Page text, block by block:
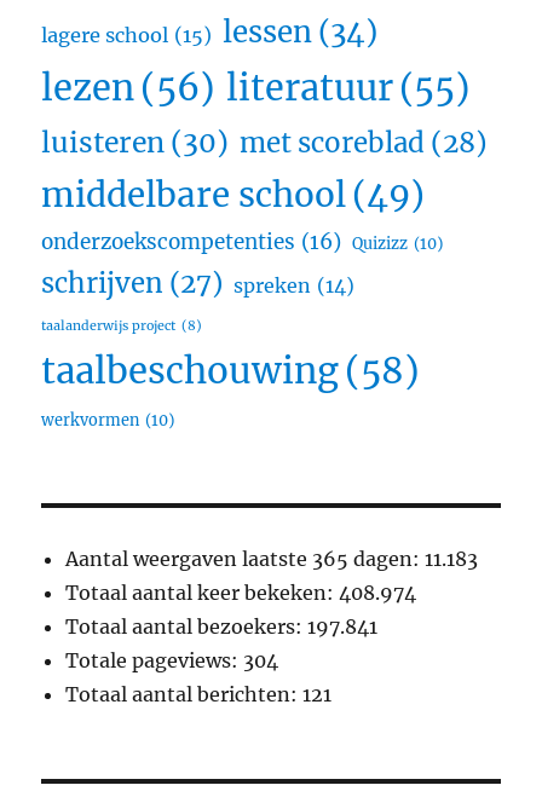
lagere school (15) lessen(34)
lezen(56) literatuur(55)
luisteren (30) met scoreblad (28)
middelbare school(49)
onderzoekscompetenties (16) Quizizz (10)
schrijven (27) spreken (14)
taalanderwijs project (8)
taalbeschouwing(58)
werkvormen (10)
Aantal weergaven laatste 365 dagen:11.183
Totaal aantal keer bekeken: 408.974
Totaal aantal bezoekers:197.841
Totale pageviews: 304
Totaal aantal berichten:121